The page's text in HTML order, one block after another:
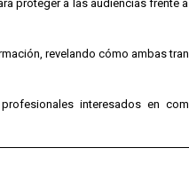
proteger a las audiencias frente
revelando cómo ambas
interesados en